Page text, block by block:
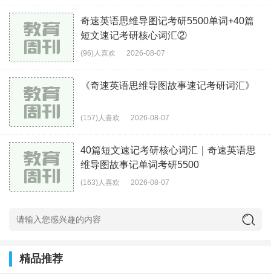
奇速英语思维导图记考研5500单词+40篇
短文速记考研核心词汇②
(96)人喜欢 2026-08-07
《奇速英语思维导图故事速记考研词汇》
(157)人喜欢 2026-08-07
40篇短文速记考研核心词汇｜奇速英语思
维导图故事记单词考研5500
(163)人喜欢 2026-08-07
精品推荐